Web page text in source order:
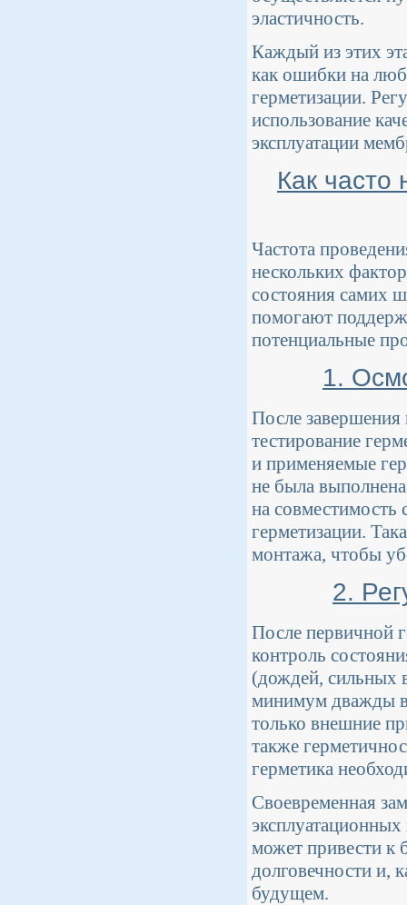
эластичность.
Каждый из этих
как ошибки на
герметизации.
использование
эксплуатации
Как часто
Частота
нескольких
состояния самих
помогают
потенциальные
1.
После
тестирование
и применяемые
не была
на совместимость
герметизации.
монтажа, чтобы
2.
После первичной
контроль
(дождей, сильных
минимум дважды в
только внешние
также
герметика
Своевременная
может привести к
долговечности и,
будущем.